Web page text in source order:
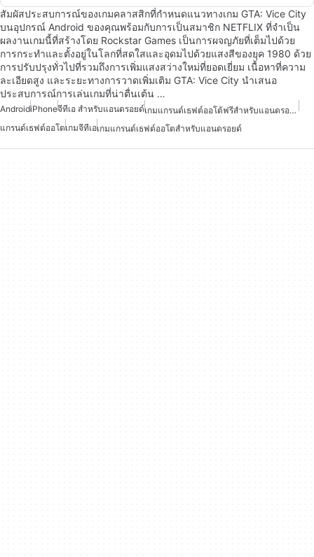
สัมผัสประสบการณ์ของเกมคลาสสิกที่กำหนดแนวทางเกม GTA: Vice City
บนอุปกรณ์ Android ของคุณพร้อมกับการเป็นสมาชิก NETFLIX ที่จำเป็น
ผลงานเกมนี้ที่สร้างโดย Rockstar Games เป็นการผจญภัยที่เต็มไปด้วย
การกระทำและตั้งอยู่ในโลกที่สดใสและอุดมไปด้วยแสงสีของยุค 1980 ด้วย
การปรับปรุงทั่วไปที่รวมถึงการเพิ่มแสงสว่างใหม่ที่ยอดเยี่ยม เนื้อหาที่ความ
ละเอียดสูง และระยะทางการวาดเพิ่มเติม GTA: Vice City นำเสนอ
ประสบการณ์การเล่นเกมที่น่าตื่นเต้น …
AndroidiPhoneจีทีเอ สำหรับแอนดรอยด์
เกมแกรนด์เธฟต์ออโต้ฟรีสำหรับแอนดรอยด์
แกรนด์เธฟต์ออโตเกมจีทีเอเกมแกรนด์เธฟต์ออโตสำหรับแอนดรอยด์